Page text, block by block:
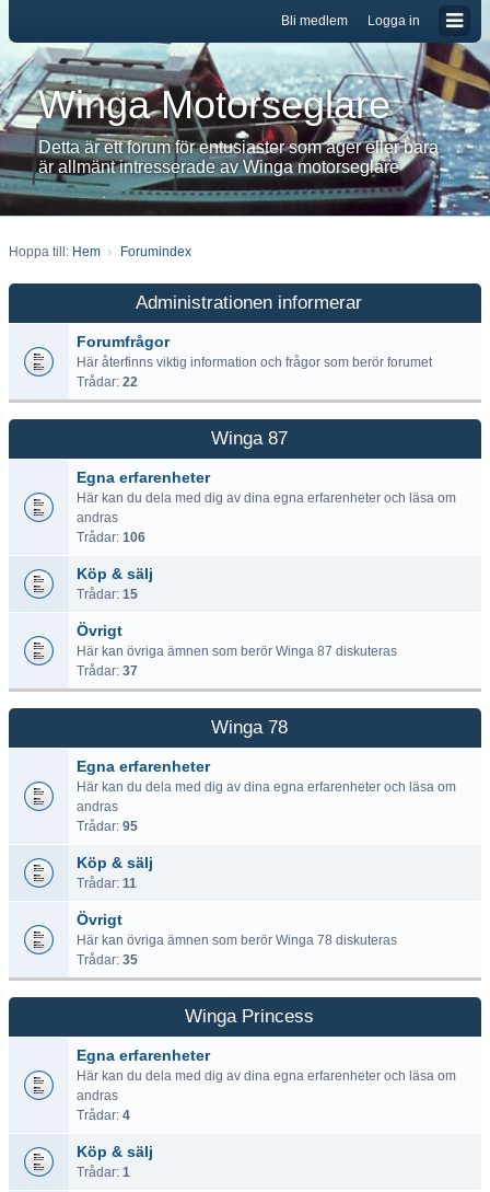
Logga in
Bli medlem
Winga Motorseglare
Detta är ett forum för entusiaster som äger eller bara
är allmänt intresserade av Winga motorseglare
Hoppa till: Hem Forumindex
Administrationen informerar
Forumfrågor
Här återfinns viktig information och frågor som berör forumet
Trådar: 22
Winga 87
Egna erfarenheter
Här kan du dela med dig av dina egna erfarenheter och läsa om
andras
Trådar: 106
Köp & sälj
Trådar: 15
Övrigt
Här kan övriga ämnen som berör Winga 87 diskuteras
Trådar: 37
Winga 78
Egna erfarenheter
Här kan du dela med dig av dina egna erfarenheter och läsa om
andras
Trådar: 95
Köp & sälj
Trådar: 11
Övrigt
Här kan övriga ämnen som berör Winga 78 diskuteras
Trådar: 35
Winga Princess
Egna erfarenheter
Här kan du dela med dig av dina egna erfarenheter och läsa om
andras
Trådar: 4
Köp & sälj
Trådar: 1